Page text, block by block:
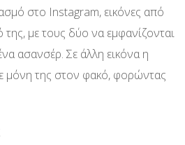
στο Instagram, εικόνες από
με τους δύο να εμφανίζονται
ασανσέρ. Σε άλλη εικόνα η
μόνη της στον φακό, φορώντας